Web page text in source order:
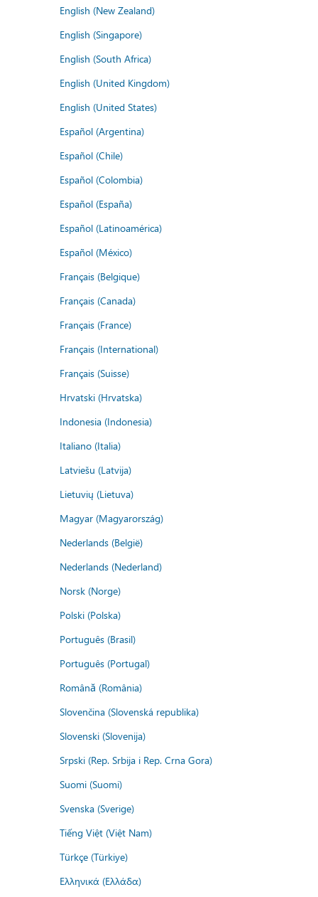
English (New Zealand)
English (Singapore)
English (South Africa)
English (United Kingdom)
English (United States)
Español (Argentina)
Español (Chile)
Español (Colombia)
Español (España)
Español (Latinoamérica)
Español (México)
Français (Belgique)
Français (Canada)
Français (France)
Français (International)
Français (Suisse)
Hrvatski (Hrvatska)
Indonesia (Indonesia)
Italiano (Italia)
Latviešu (Latvija)
Lietuvių (Lietuva)
Magyar (Magyarország)
Nederlands (België)
Nederlands (Nederland)
Norsk (Norge)
Polski (Polska)
Português (Brasil)
Português (Portugal)
Română (România)
Slovenčina (Slovenská republika)
Slovenski (Slovenija)
Srpski (Rep. Srbija i Rep. Crna Gora)
Suomi (Suomi)
Svenska (Sverige)
Tiếng Việt (Việt Nam)
Türkçe (Türkiye)
Ελληνικά (Ελλάδα)